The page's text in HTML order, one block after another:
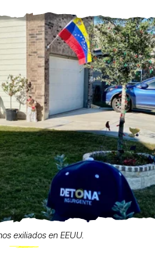
exiliados en EEUU.